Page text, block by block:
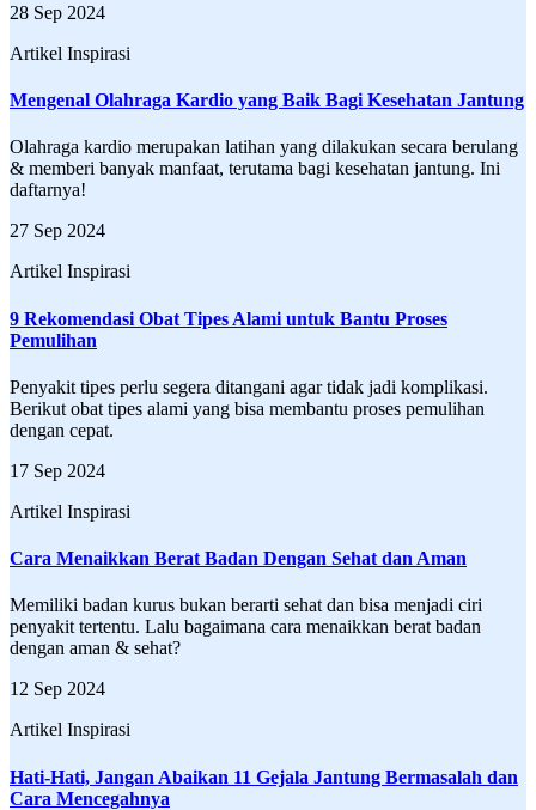
28 Sep 2024
Artikel Inspirasi
Mengenal Olahraga Kardio yang Baik Bagi Kesehatan Jantung
Olahraga kardio merupakan latihan yang dilakukan secara berulang
& memberi banyak manfaat, terutama bagi kesehatan jantung. Ini
daftarnya!
27 Sep 2024
Artikel Inspirasi
9 Rekomendasi Obat Tipes Alami untuk Bantu Proses
Pemulihan
Penyakit tipes perlu segera ditangani agar tidak jadi komplikasi.
Berikut obat tipes alami yang bisa membantu proses pemulihan
dengan cepat.
17 Sep 2024
Artikel Inspirasi
Cara Menaikkan Berat Badan Dengan Sehat dan Aman
Memiliki badan kurus bukan berarti sehat dan bisa menjadi ciri
penyakit tertentu. Lalu bagaimana cara menaikkan berat badan
dengan aman & sehat?
12 Sep 2024
Artikel Inspirasi
Hati-Hati, Jangan Abaikan 11 Gejala Jantung Bermasalah dan
Cara Mencegahnya